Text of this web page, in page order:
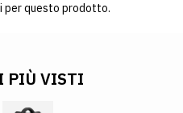
per questo prodotto.
PIÙ VISTI